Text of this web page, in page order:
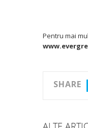
Pentru mai
SHARE